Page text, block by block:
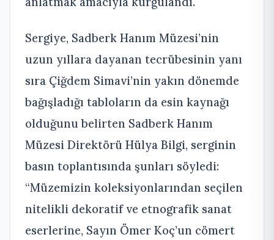
Sergiye, Sadberk Hanım Müzesi’nin
uzun yıllara dayanan tecrübesinin yanı
sıra Çiğdem Simavi’nin yakın dönemde
bağışladığı tabloların da esin kaynağı
olduğunu belirten Sadberk Hanım
Müzesi Direktörü Hülya Bilgi, serginin
basın toplantısında şunları söyledi:
“Müzemizin koleksiyonlarından seçilen
nitelikli dekoratif ve etnografik sanat
eserlerine, Sayın Ömer Koç’un cömert